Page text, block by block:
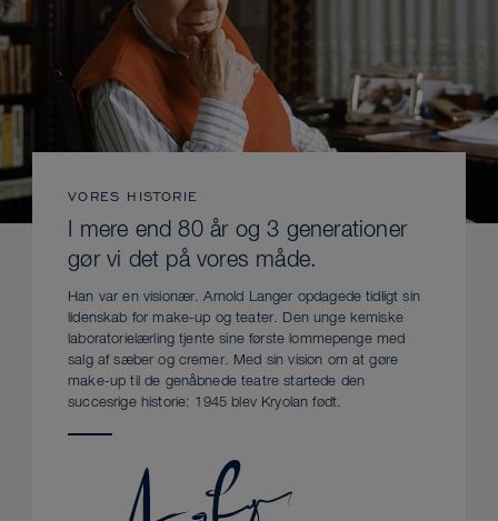
VORES HISTORIE
I mere end 80 år og 3 generationer
gør vi det på vores måde.
Han var en visionær. Arnold Langer opdagede tidligt sin
lidenskab for make-up og teater. Den unge kemiske
laboratorielærling tjente sine første lommepenge med
salg af sæber og cremer. Med sin vision om at gøre
make-up til de genåbnede teatre startede den
succesrige historie: 1945 blev Kryolan født.